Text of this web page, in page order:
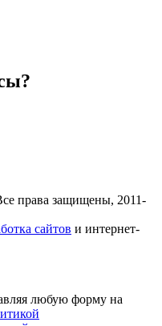
права защищены, 2011-
сайтов и интернет-
любую форму на